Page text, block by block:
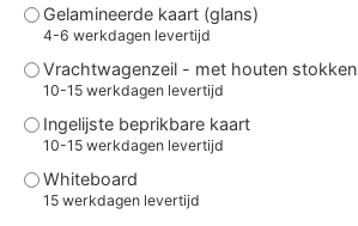
Gelamineerde kaart (glans)
4-6 werkdagen levertijd
Vrachtwagenzeil - met houten stokken
10-15 werkdagen levertijd
Ingelijste beprikbare kaart
10-15 werkdagen levertijd
Whiteboard
15 werkdagen levertijd